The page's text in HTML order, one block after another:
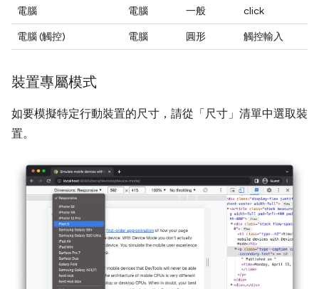
電腦
電腦 一般
click
電腦 (觸控)
電腦 圓形 觸控輸入
裝置專屬模式
如要模擬特定行動裝置的尺寸，請從「尺寸」 清單中選取裝
置。